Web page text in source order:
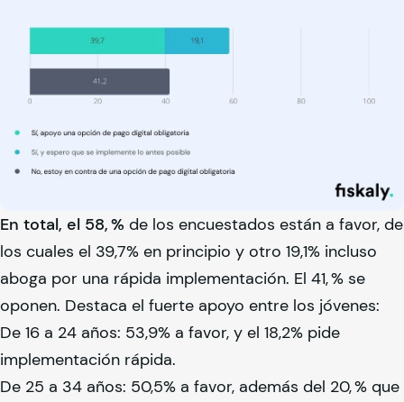
En total, el 58, % de los encuestados están a favor, de
los cuales el 39,7% en principio y otro 19,1% incluso
aboga por una rápida implementación. El 41, % se
oponen. Destaca el fuerte apoyo entre los jóvenes:
De 16 a 24 años: 53,9% a favor, y el 18,2% pide
implementación rápida.
De 25 a 34 años: 50,5% a favor, además del 20, % que